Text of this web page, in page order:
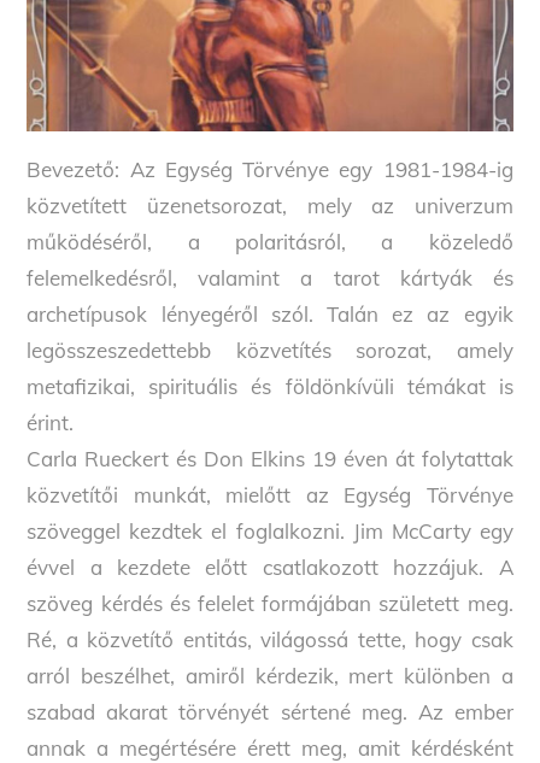
Bevezető: Az Egység Törvénye egy 1981-1984-ig
közvetített üzenetsorozat, mely az univerzum
működéséről, a polaritásról, a közeledő
felemelkedésről, valamint a tarot kártyák és
archetípusok lényegéről szól. Talán ez az egyik
legösszeszedettebb közvetítés sorozat, amely
metafizikai, spirituális és földönkívüli témákat is
érint.
Carla Rueckert és Don Elkins 19 éven át folytattak
közvetítői munkát, mielőtt az Egység Törvénye
szöveggel kezdtek el foglalkozni. Jim McCarty egy
évvel a kezdete előtt csatlakozott hozzájuk. A
szöveg kérdés és felelet formájában született meg.
Ré, a közvetítő entitás, világossá tette, hogy csak
arról beszélhet, amiről kérdezik, mert különben a
szabad akarat törvényét sértené meg. Az ember
annak a megértésére érett meg, amit kérdésként